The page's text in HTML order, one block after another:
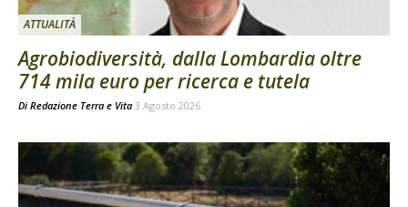
ATTUALITÀ
Agrobiodiversità, dalla Lombardia oltre
714 mila euro per ricerca e tutela
Di Redazione Terra e Vita 3 Agosto 2026